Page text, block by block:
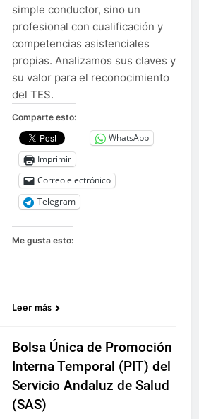
simple conductor, sino un
profesional con cualificación y
competencias asistenciales
propias. Analizamos sus claves y
su valor para el reconocimiento
del TES.
Comparte esto:
WhatsApp
Imprimir
Correo electrónico
Telegram
Me gusta esto:
Leer más
Bolsa Única de Promoción
Interna Temporal (PIT) del
Servicio Andaluz de Salud
(SAS)